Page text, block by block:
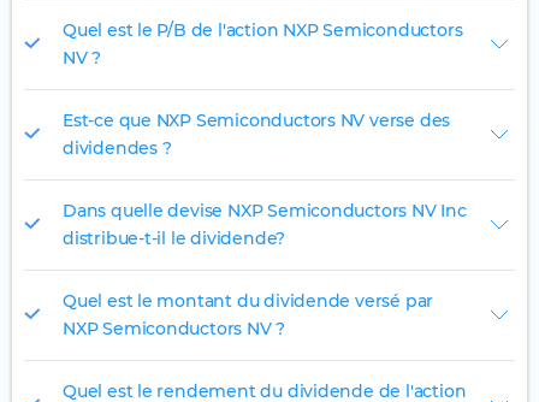
Quel est le P/B de l'action NXP Semiconductors
NV ?
Est-ce que NXP Semiconductors NV verse des
dividendes ?
Dans quelle devise NXP Semiconductors NV Inc
distribue-t-il le dividende?
Quel est le montant du dividende versé par
NXP Semiconductors NV ?
Quel est le rendement du dividende de l'action